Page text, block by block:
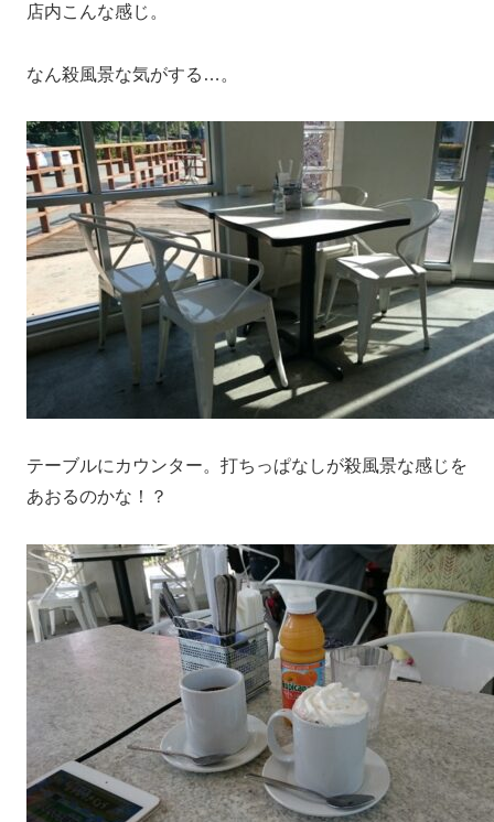
店内こんな感じ。
なん殺風景な気がする…。
テーブルにカウンター。打ちっぱなしが殺風景な感じを
あおるのかな！？